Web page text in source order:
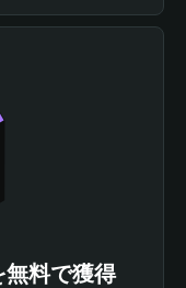
無料で獲得